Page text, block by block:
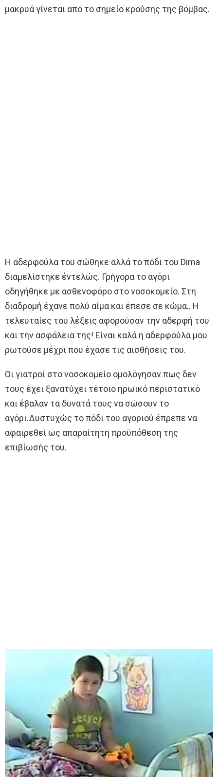
μακρυά γίνεται από το σημείο κρούσης της βόμβας.
Η αδερφούλα του σώθηκε αλλά το πόδι του Dima
διαμελίστηκε έντελώς. Γρήγορα το αγόρι
οδηγήθηκε με ασθενοφόρο στο νοσοκομείο. Στη
διαδρομή έχανε πολύ αίμα και έπεσε σε κώμα.. Η
τελευταίες του λέξεις αφορούσαν την αδερφή του
και την ασφάλεια της! Είναι καλά η αδερφούλα μου
ρωτούσε μέχρι που έχασε τις αισθήσεις του.
Οι γιατροί στο νοσοκομείο ομολόγησαν πως δεν
τους έχει ξανατύχει τέτοιο ηρωικό περιστατικό
και έβαλαν τα δυνατά τους να σώσουν το
αγόρι.Δυστυχώς το πόδι του αγοριού έπρεπε να
αφαιρεθεί ως απαραίτητη προϋπόθεση της
επιβίωσής του.